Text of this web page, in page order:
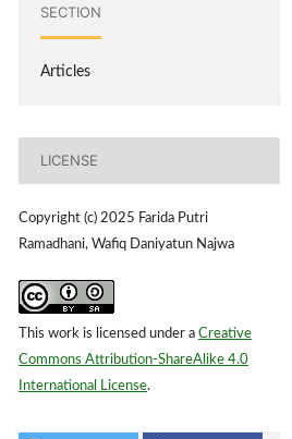
SECTION
Articles
LICENSE
Copyright (c) 2025 Farida Putri
Ramadhani, Wafiq Daniyatun Najwa
This work is licensed under a Creative
Commons Attribution-ShareAlike 4.0
International License.